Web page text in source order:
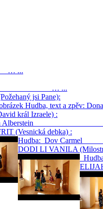
...
… ...
jsi Pane):
na obrázek Hudba, text
král Izraele) :
Chava
(Vesnická debka) :
Hudba:
DODI LI VANILA